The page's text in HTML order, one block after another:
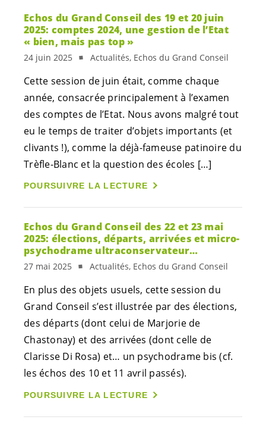
Echos du Grand Conseil des 19 et 20 juin
2025: comptes 2024, une gestion de l’Etat
« bien, mais pas top »
24 juin 2025 Actualités, Echos du Grand Conseil
Cette session de juin était, comme chaque
année, consacrée principalement à l’examen
des comptes de l’Etat. Nous avons malgré tout
eu le temps de traiter d’objets importants (et
clivants !), comme la déjà-fameuse patinoire du
Trèfle-Blanc et la question des écoles […]
POURSUIVRE LA LECTURE
Echos du Grand Conseil des 22 et 23 mai
2025: élections, départs, arrivées et micro-
psychodrame ultraconservateur…
27 mai 2025 Actualités, Echos du Grand Conseil
En plus des objets usuels, cette session du
Grand Conseil s’est illustrée par des élections,
des départs (dont celui de Marjorie de
Chastonay) et des arrivées (dont celle de
Clarisse Di Rosa) et… un psychodrame bis (cf.
les échos des 10 et 11 avril passés).
POURSUIVRE LA LECTURE